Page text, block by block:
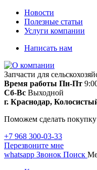
Новости
Полезные статьи
Услуги компании
Написать нам
Запчасти для
Время работы Пн-Пт
Сб-Вс Выходной
г. Краснодар,
Поможем сделать покупку
+7 968 300-03-33
Перезвоните мне
whatsapp Звонок Поиск